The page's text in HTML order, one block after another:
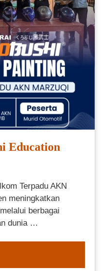
Education
Terpadu AKN
meningkatkan
berbagai
dunia …